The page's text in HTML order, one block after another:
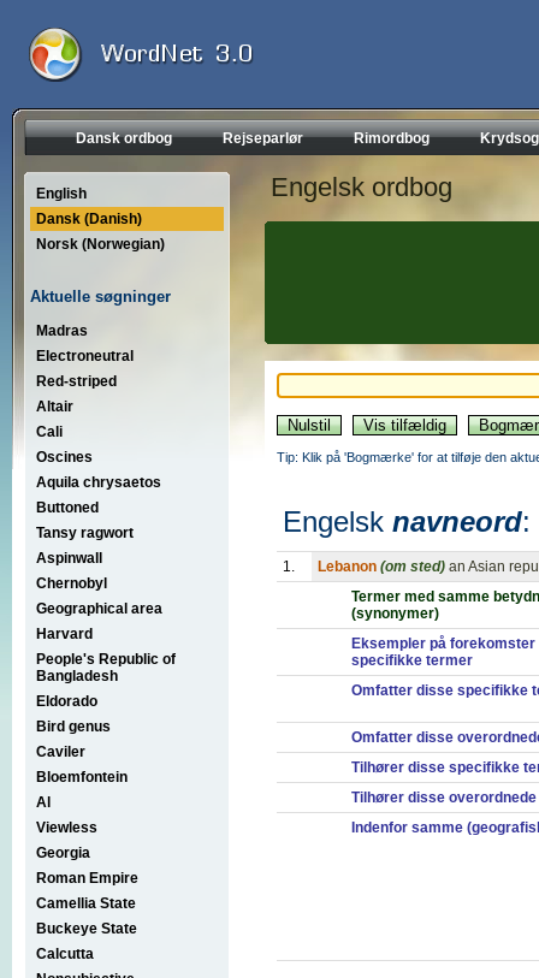
Dansk ordbog Rejseparlør Rimordbog
English
Dansk (Danish)
Norsk (Norwegian)
Aktuelle søgninger
Madras
Electroneutral
Red-striped
Altair
Cali
Oscines
Aquila chrysaetos
Buttoned
Tansy ragwort
Aspinwall
Chernobyl
Geographical area
Harvard
People's Republic of
Bangladesh
Eldorado
Bird genus
Caviler
Bloemfontein
Al
Viewless
Georgia
Roman Empire
Camellia State
Buckeye State
Calcutta
Engelsk ordbog
Tip: Klik på 'Bogmærke' for at tilføje den
Engelsk navneord:
1. Lebanon (om sted) an Asian
Termer med samme
(synonymer)
Eksempler på forekomster
specifikke termer
Omfatter disse specifikke
Omfatter disse
Tilhører disse specifikke
Tilhører disse
Indenfor samme